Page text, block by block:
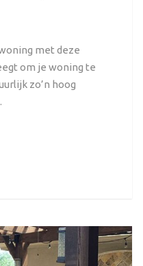
met deze
om je woning te
zo’n hoog